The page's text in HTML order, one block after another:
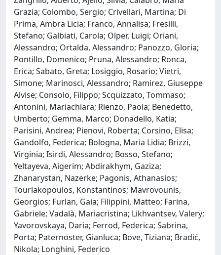
Grazia; Colombo, Sergio; Crivellari, Martina; Di
Prima, Ambra Licia; Franco, Annalisa; Fresilli,
Stefano; Galbiati, Carola; Olper, Luigi; Oriani,
Alessandro; Ortalda, Alessandro; Panozzo, Gloria;
Pontillo, Domenico; Pruna, Alessandro; Ronca,
Erica; Sabato, Greta; Losiggio, Rosario; Vietri,
Simone; Marinosci, Alessandro; Ramirez, Giuseppe
Alvise; Consolo, Filippo; Scquizzato, Tommaso;
Antonini, Mariachiara; Rienzo, Paola; Benedetto,
Umberto; Gemma, Marco; Donadello, Katia;
Parisini, Andrea; Pienovi, Roberta; Corsino, Elisa;
Gandolfo, Federica; Bologna, Maria Lidia; Brizzi,
Virginia; Isirdi, Alessandro; Bosso, Stefano;
Yeltayeva, Aigerim; Abdirakhym, Gaziza;
Zhanarystan, Nazerke; Pagonis, Athanasios;
Tourlakopoulos, Konstantinos; Mavrovounis,
Georgios; Furlan, Gaia; Filippini, Matteo; Farina,
Gabriele; Vadalà, Mariacristina; Likhvantsev, Valery;
Yavorovskaya, Daria; Ferrod, Federica; Sabrina,
Porta; Paternoster, Gianluca; Bove, Tiziana; Bradić,
Nikola; Longhini, Federico